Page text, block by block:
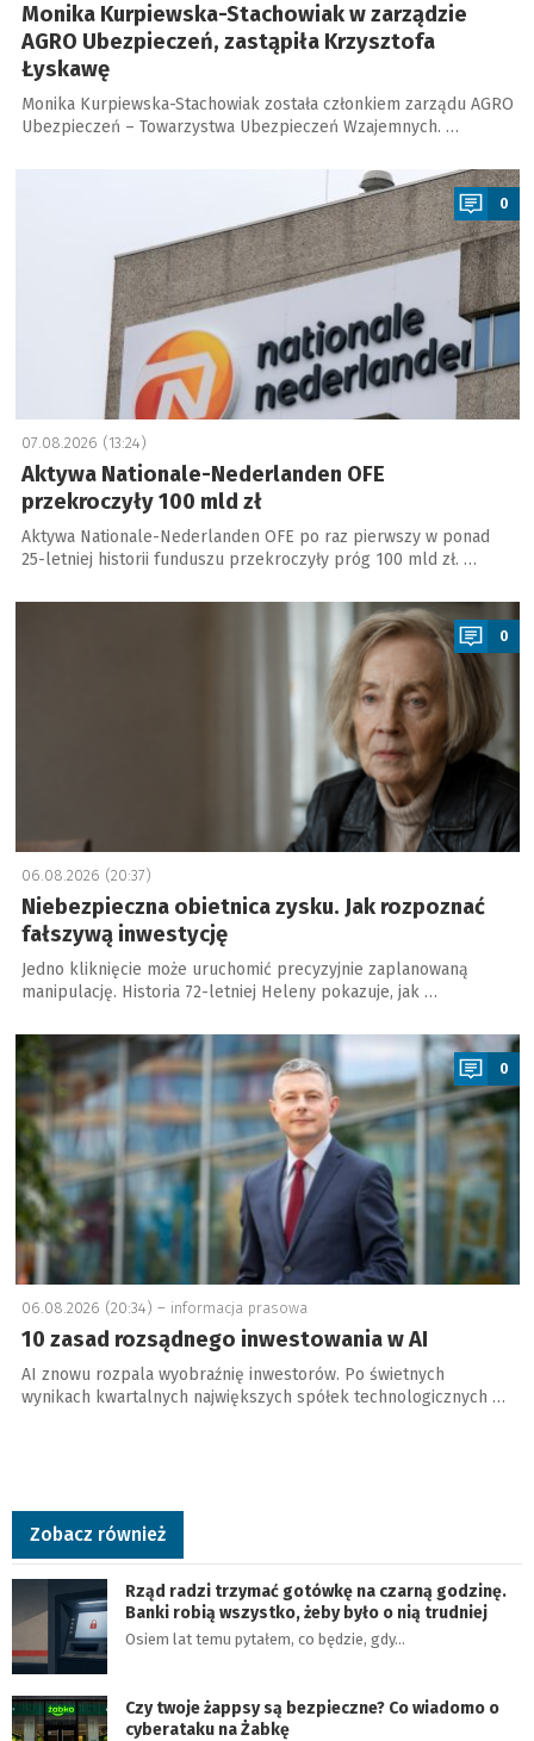
Monika Kurpiewska-Stachowiak w zarządzie
AGRO Ubezpieczeń, zastąpiła Krzysztofa
Łyskawę
Monika Kurpiewska-Stachowiak została członkiem zarządu AGRO
Ubezpieczeń – Towarzystwa Ubezpieczeń Wzajemnych. …
0
07.08.2026 (13:24)
Aktywa Nationale-Nederlanden OFE
przekroczyły 100 mld zł
Aktywa Nationale-Nederlanden OFE po raz pierwszy w ponad
25-letniej historii funduszu przekroczyły próg 100 mld zł. …
a
0
06.08.2026 (20:37)
Niebezpieczna obietnica zysku. Jak rozpoznać
fałszywą inwestycję
Jedno kliknięcie może uruchomić precyzyjnie zaplanowaną
manipulację. Historia 72-letniej Heleny pokazuje, jak …
a
0
06.08.2026 (20:34) – informacja prasowa
10 zasad rozsądnego inwestowania w AI
AI znowu rozpala wyobraźnię inwestorów. Po świetnych
wynikach kwartalnych największych spółek technologicznych …
Zobacz również
Rząd radzi trzymać gotówkę na czarną godzinę.
Banki robią wszystko, żeby było o nią trudniej
Osiem lat temu pytałem, co będzie, gdy…
Czy twoje żappsy są bezpieczne? Co wiadomo o
cyberataku na Żabkę